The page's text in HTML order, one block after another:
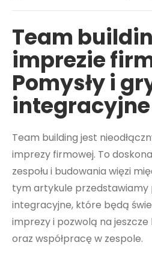
Team
imprezie
Pomysły i
integracyjne
Team building jest
imprezy firmowej. To
zespołu i budowania więzi
tym artykule przedstawiamy
integracyjne, które będą
imprezy i pozwolą na jeszcze
oraz współpracę w zespole.